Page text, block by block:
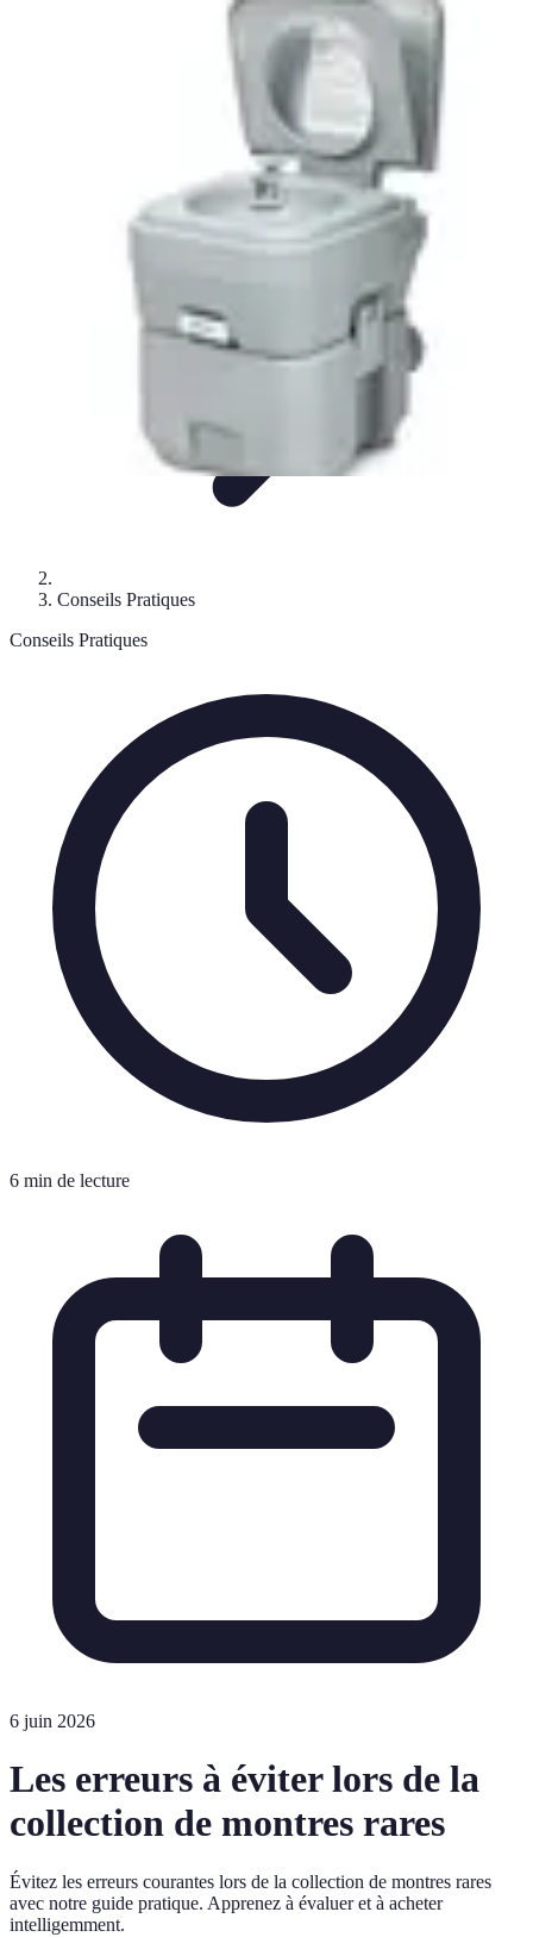
CollectionAchat
Conseils Pratiques
Conseils Pratiques
6 min de lecture
6 juin 2026
Les erreurs à éviter lors de la
collection de montres rares
Évitez les erreurs courantes lors de la collection de montres rares
avec notre guide pratique. Apprenez à évaluer et à acheter
intelligemment.